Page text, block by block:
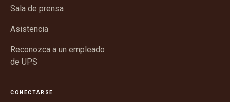
Sala de prensa
Asistencia
Reconozca a un empleado
de UPS
CONECTARSE